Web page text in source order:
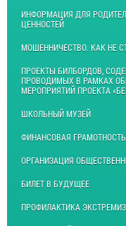
ИНФОРМАЦИЯ ДЛЯ
ЦЕННОСТЕЙ
МОШЕННИЧЕСТВО. КАК НЕ
ПРОЕКТЫ БИЛБОРДОВ,
ПРОВОДИМЫХ В РАМКАХ
МЕРОПРИЯТИЙ ПРОЕКТА
ШКОЛЬНЫЙ МУЗЕЙ
ФИНАНСОВАЯ ГРАМОТНОСТЬ
ОРГАНИЗАЦИЯ
БИЛЕТ В БУДУЩЕЕ
ПРОФИЛАКТИКА